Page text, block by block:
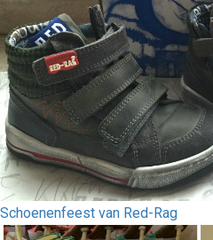
Schoenenfeest van Red-Rag